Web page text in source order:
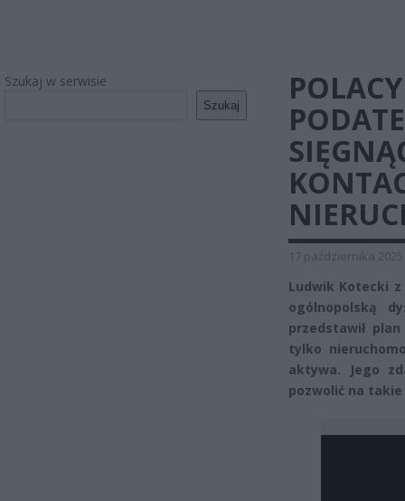
Szukaj w serwisie
Szukaj
17 października 2025
Ludwik Kotecki z
ogólnopolską
przedstawił
tylko
aktywa. Jego
pozwolić na takie